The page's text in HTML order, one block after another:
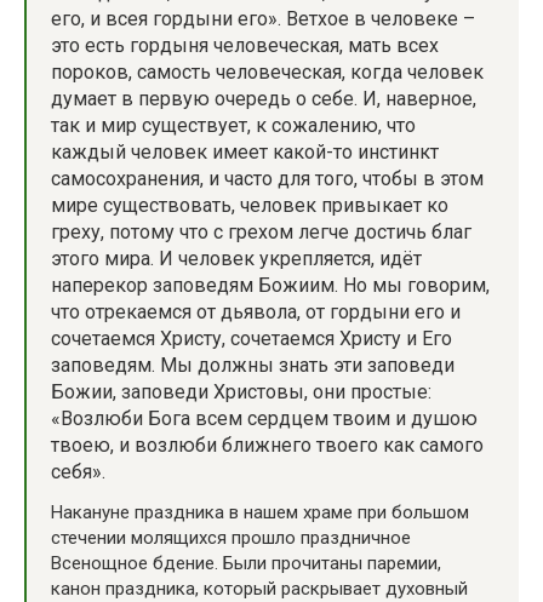
его, и всея гордыни его». Ветхое в человеке –
это есть гордыня человеческая, мать всех
пороков, самость человеческая, когда человек
думает в первую очередь о себе. И, наверное,
так и мир существует, к сожалению, что
каждый человек имеет какой-то инстинкт
самосохранения, и часто для того, чтобы в этом
мире существовать, человек привыкает ко
греху, потому что с грехом легче достичь благ
этого мира. И человек укрепляется, идёт
наперекор заповедям Божиим. Но мы говорим,
что отрекаемся от дьявола, от гордыни его и
сочетаемся Христу, сочетаемся Христу и Его
заповедям. Мы должны знать эти заповеди
Божии, заповеди Христовы, они простые:
«Возлюби Бога всем сердцем твоим и душою
твоею, и возлюби ближнего твоего как самого
себя».
Накануне праздника в нашем храме при большом
стечении молящихся прошло праздничное
Всенощное бдение. Были прочитаны паремии,
канон праздника, который раскрывает духовный